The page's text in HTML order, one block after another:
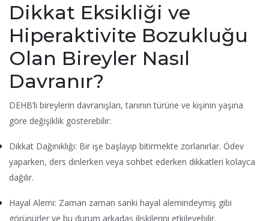
Dikkat Eksikliği ve
Hiperaktivite Bozukluğu
Olan Bireyler Nasıl
Davranır?
DEHB’li bireylerin davranışları, tanının türüne ve kişinin yaşına
göre değişiklik gösterebilir:
Dikkat Dağınıklığı: Bir işe başlayıp bitirmekte zorlanırlar. Ödev
yaparken, ders dinlerken veya sohbet ederken dikkatleri kolayca
dağılır.
Hayal Alemi: Zaman zaman sanki hayal alemindeymiş gibi
görünürler ve bu durum arkadaş ilişkilerini etkileyebilir.